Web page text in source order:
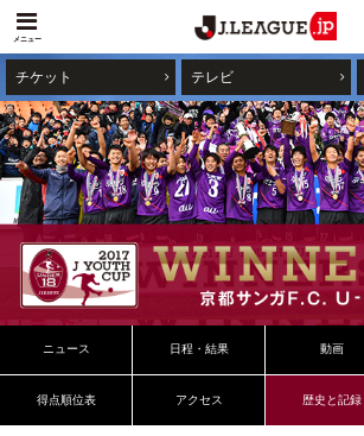
メニュー
チケット テレビ
ニュース 日程・結果 動画
得点順位表 アクセス 歴史と記録